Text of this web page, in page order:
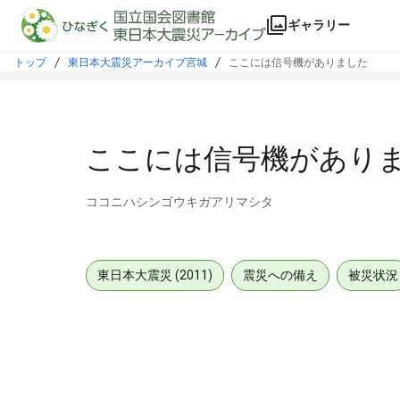
本文に飛ぶ
ギャラリー
トップ 東日本大震災アーカイブ宮城 ここには信号機がありました
ここには信号機があり
ココニハシンゴウキガアリマシタ
東日本大震災 (2011) 震災への備え 被災状況